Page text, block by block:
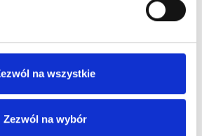
na wszystkie
Zezwól na wybór